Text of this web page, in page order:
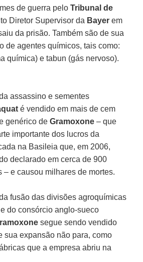
de guerra peloTribunal de
Diretor Supervisor da Bayerem
da prisão. Também são de sua
de agentes químicos, tais como:
química) e tabun (gás nervoso).
assassino e sementes
é vendido em mais de cem
genérico deGramoxone– que
importante dos lucros da
na Basileia que, em 2006,
declarado em cerca de 900
– e causou milhares de mortes.
fusão das divisões agroquímicas
e do consórcio anglo-sueco
segue sendo vendido
sua expansão não para, como
que a empresa abriu na